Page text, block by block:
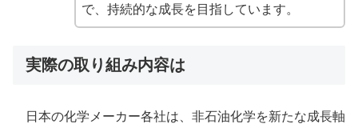
で、持続的な成長を目指しています。
実際の取り組み内容は
日本の化学メーカー各社は、非石油化学を新たな成長軸